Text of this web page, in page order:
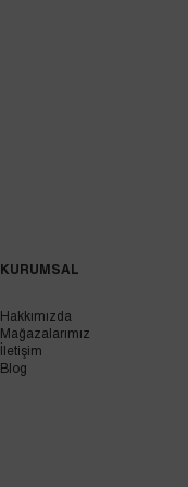
KURUMSAL
Hakkımızda
Mağazalarımız
İletişim
Blog